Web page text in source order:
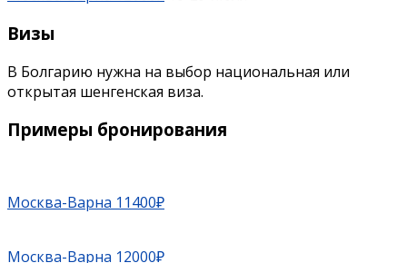
Визы
В Болгарию нужна на выбор национальная или
открытая шенгенская виза.
Примеры бронирования
Москва-Варна 11400₽
Москва-Варна 12000₽